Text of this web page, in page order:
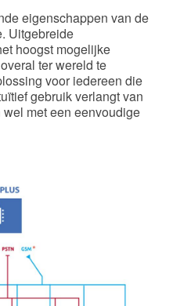
eigenschappen van de
Uitgebreide
hoogst mogelijke
ter wereld te
voor iedereen die
gebruik verlangt van
met een eenvoudige